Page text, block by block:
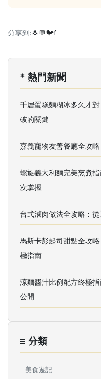
分享到:🐧💬🐦f
* 熱門新聞
千層蛋糕麵糊冰多久才
破的關鍵
嘉義寵物友善餐廳全攻
螺旋義大利麵完美烹煮
次掌握
台式滷肉做法全攻略：
馬斯卡彭起司甜點全攻
極指南
涼麵醬汁比例配方終極
公開
≡ 分類
美食遊記